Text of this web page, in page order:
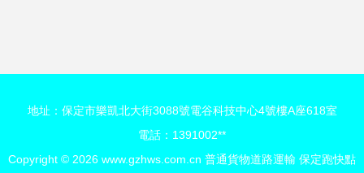
地址：保定市樂凱北大街3088號電谷科技中心4號樓A座618室
電話：1391002**
Copyright © 2026 www.gzhws.com.cn 普通貨物道路運輸 保定跑快點